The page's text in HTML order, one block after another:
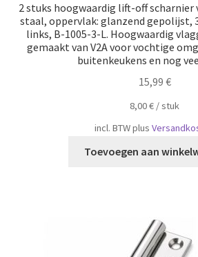
2 stuks hoogwaardig lift-off scharnier
staal, oppervlak: glanzend gepolijst,
links, B-1005-3-L. Hoogwaardig
gemaakt van V2A voor vochtige
buitenkeukens en nog
15,99 €
8,00€ /​​stuk
incl. BTWplus
Toevoegen aan